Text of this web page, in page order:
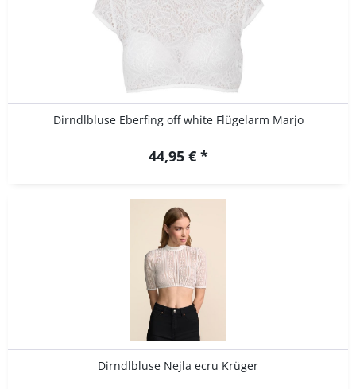
Dirndlbluse Eberfing off white Flügelarm Marjo
44,95 € *
Dirndlbluse Nejla ecru Krüger